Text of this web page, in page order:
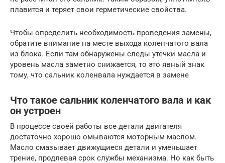
плавится и теряет свои герметические свойства.
Чтобы определить необходимость проведения замены,
обратите внимание на месте выхода коленчатого вала
из блока. Если там обнаружены следы утечки масла и
уровень масла заметно снижается, то это явный знак
тому, что сальник коленвала нуждается в замене
Что такое сальник коленчатого вала и как
он устроен
В процессе своей работы все детали двигателя
достаточно хорошо омываются моторным маслом.
Масло смазывает движущиеся детали и уменьшает
трение, продлевая срок службы механизма. Но как быть